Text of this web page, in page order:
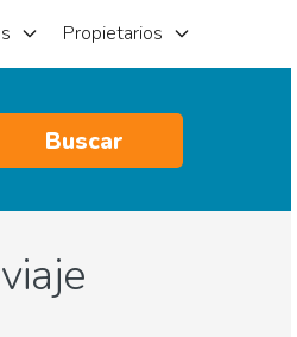
Propietarios
Buscar